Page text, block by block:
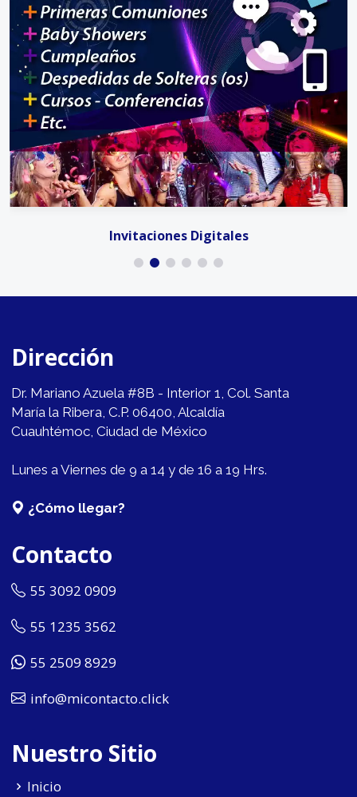
Invitaciones Digitales
Dirección
Dr. Mariano Azuela #8B - Interior 1, Col. Santa
María la Ribera, C.P. 06400, Alcaldía
Cuauhtémoc, Ciudad de México
Lunes a Viernes de 9 a 14 y de 16 a 19 Hrs.
¿Cómo llegar?
Contacto
55 3092 0909
55 1235 3562
55 2509 8929
info@micontacto.click
Nuestro Sitio
Inicio